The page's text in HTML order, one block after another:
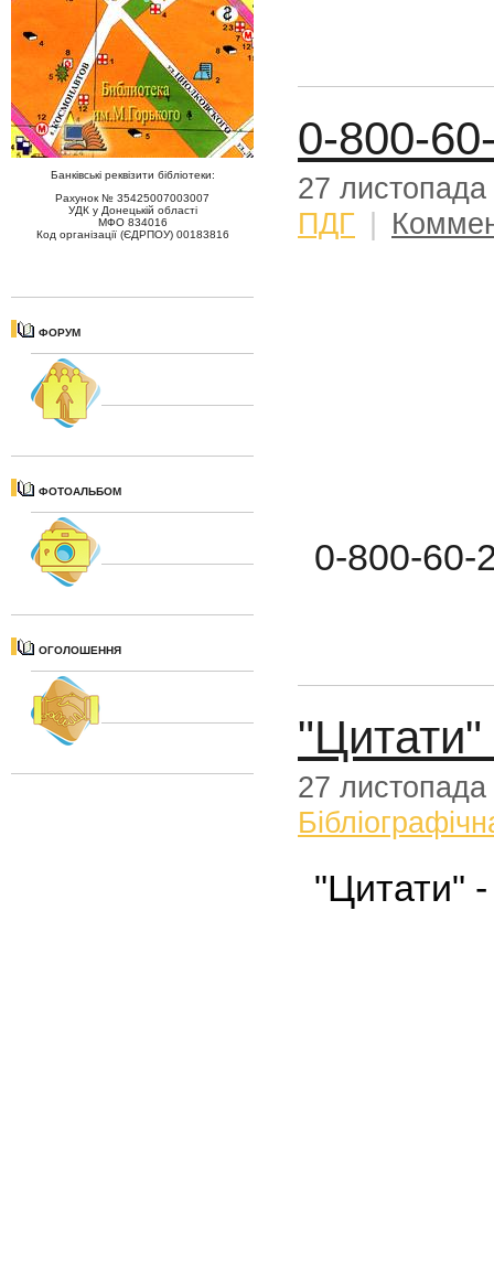
Банківські реквізити бібліотеки:
Рахунок № 35425007003007
УДК у Донецькій області
МФО 834016
Код організації (ЄДРПОУ) 00183816
ФОРУМ
ФОТОАЛЬБОМ
ОГОЛОШЕННЯ
0-800-
27
ПДГ
0-800-60-
"Цитати"
27
"Цитати"